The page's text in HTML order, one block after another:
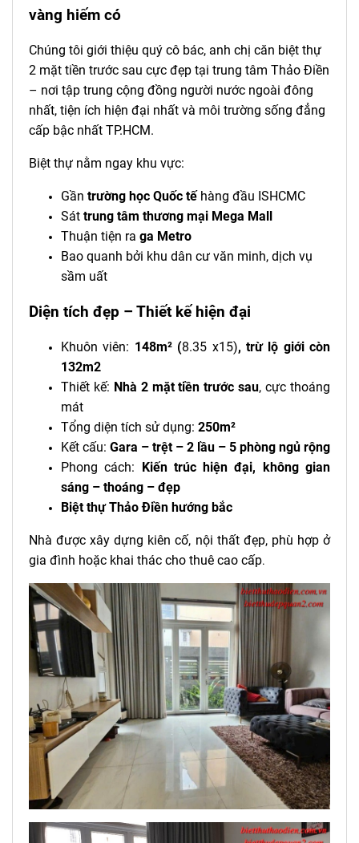
vàng hiếm có
Chúng tôi giới thiệu quý cô bác, anh chị căn biệt thự
2 mặt tiền trước sau cực đẹp tại trung tâm Thảo Điền
– nơi tập trung cộng đồng người nước ngoài đông
nhất, tiện ích hiện đại nhất và môi trường sống đẳng
cấp bậc nhất TP.HCM.
Biệt thự nằm ngay khu vực:
Gần trường học Quốc tếhàng đầu ISHCMC
Sát trung tâm thương mại Mega Mall
Thuận tiện ra ga Metro
Bao quanh bởi khu dân cư văn minh, dịch vụ
sầm uất
Diện tích đẹp – Thiết kế hiện đại
Khuôn viên: 148m² (8.35 x15), trừ lộ giới còn
132m2
Thiết kế: Nhà 2 mặt tiền trước sau, cực thoáng
mát
Tổng diện tích sử dụng: 250m²
Kết cấu: Gara – trệt – 2 lầu – 5 phòng ngủ rộng
Phong cách: Kiến trúc hiện đại, không gian
sáng – thoáng – đẹp
Biệt thự Thảo Điền hướng bắc
Nhà được xây dựng kiên cố, nội thất đẹp, phù hợp ở
gia đình hoặc khai thác cho thuê cao cấp.